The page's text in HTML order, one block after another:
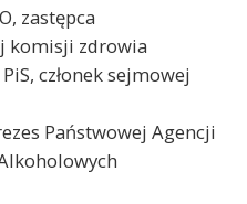
zastępca
komisji zdrowia
członek sejmowej
Państwowej Agencji